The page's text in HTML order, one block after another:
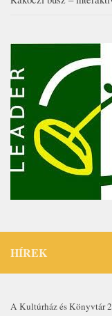
HÍREK
A Kultúrház és Könyvtár